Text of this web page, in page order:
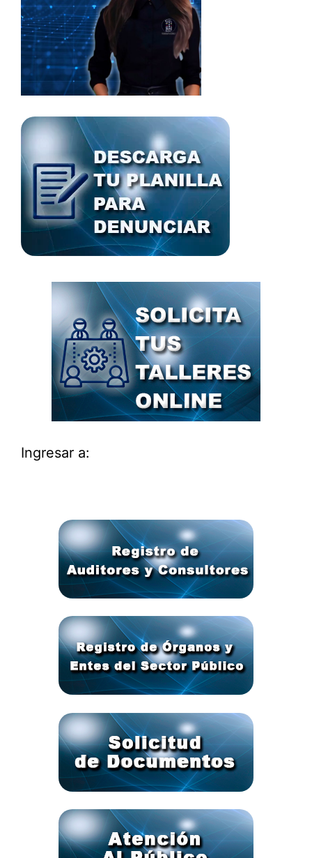
Ingresar a: